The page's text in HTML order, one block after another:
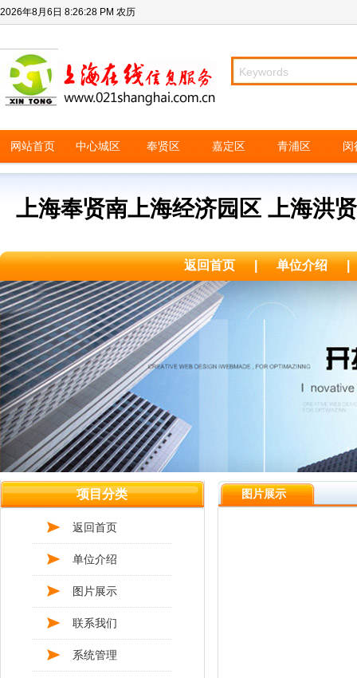
2026年8月6日 8:26:28 PM 农历
网站首页 中心城区 奉贤区 嘉定区 青浦区 闵
上海奉贤南上海经济园区 上海洪
返回首页 | 单位介绍 |
项目分类
返回首页
单位介绍
图片展示
联系我们
系统管理
图片展示